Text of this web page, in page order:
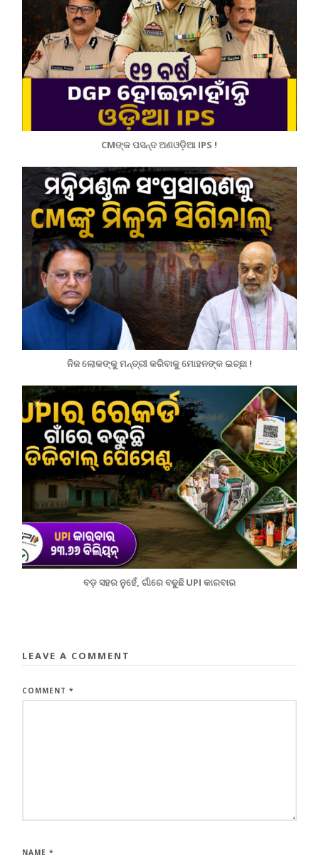
CMଙ୍କ ପସନ୍ଦ ଅଣଓଡ଼ିଆ IPS !
ନିଜ ଲୋକଙ୍କୁ ମନ୍ତ୍ରୀ କରିବାକୁ ମୋହନଙ୍କ ଇଚ୍ଛା !
ବଡ଼ ସହର ନୁହେଁ, ଗାଁରେ ବଢୁଛି UPI କାରବାର
LEAVE A COMMENT
COMMENT*
NAME*